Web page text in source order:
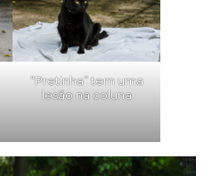
“Pretinha” tem uma
lesão na coluna